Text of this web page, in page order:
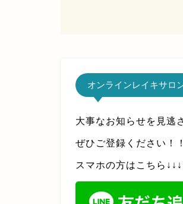
オンラインレイキサロ
大事なお知らせを見逃
ぜひご登録ください！！
スマホの方はこちら↓↓↓